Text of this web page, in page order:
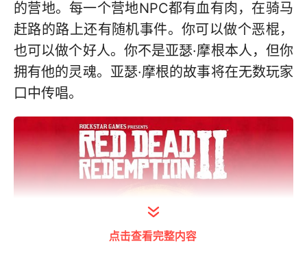
的营地。每一个营地NPC都有血有肉，在骑马
赶路的路上还有随机事件。你可以做个恶棍，
也可以做个好人。你不是亚瑟·摩根本人，但你
拥有他的灵魂。亚瑟·摩根的故事将在无数玩家
口中传唱。
点击查看完整内容